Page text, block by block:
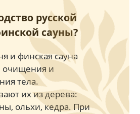
русской
сауны?
и финская сауна
очищения и
тела.
их из дерева:
ольхи, кедра. При